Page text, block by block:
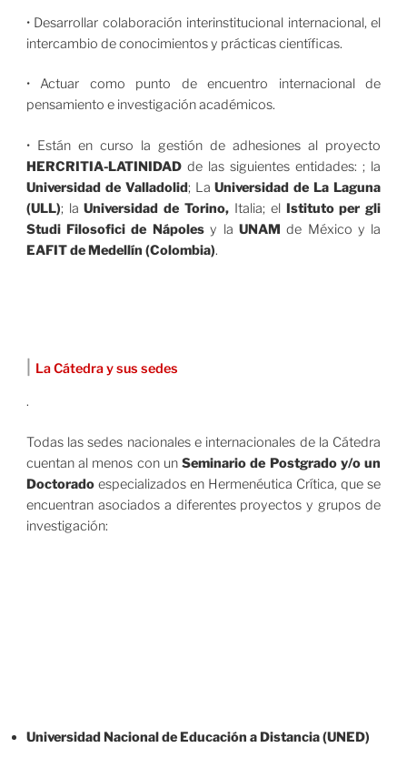
• Desarrollar colaboración interinstitucional internacional, el
intercambio de conocimientos y prácticas científicas.
• Actuar como punto de encuentro internacional de
pensamiento e investigación académicos.
• Están en curso la gestión de adhesiones al proyecto
HERCRITIA-LATINIDADde las siguientes entidades: ; la
Universidad de Valladolid; LaUniversidad de La Laguna
(ULL); laUniversidad de Torino, Italia; el Istituto per gli
Studi Filosofici de Nápolesy la UNAM de México y la
EAFIT de Medellín (Colombia).
La Cátedra y sus sedes
.
Todas las sedes nacionales e internacionales de la Cátedra
cuentan al menos con unSeminario de Postgrado y/o un
Doctoradoespecializados en Hermenéutica Crítica, que se
encuentran asociados a diferentes proyectos y grupos de
investigación:
Universidad Nacional de Educación a Distancia (UNED)